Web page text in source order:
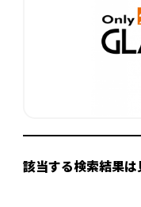
該当する検索結果